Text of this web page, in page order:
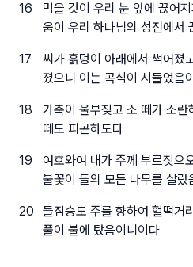
16
먹을 것이 우리 눈 앞에 끊어
움이 우리 하나님의 성전에서
17
씨가 흙덩이 아래에서 썩어졌
졌으니 이는 곡식이 시들었음
18
가축이 울부짖고 소 떼가 소
떼도 피곤하도다
19
여호와여 내가 주께 부르짖으
불꽃이 들의 모든 나무를 살랐
20
들짐승도 주를 향하여 헐떡거
풀이 불에 탔음이니이다